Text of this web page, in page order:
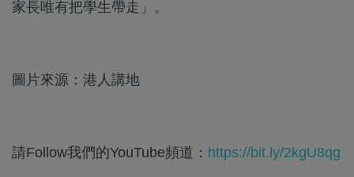
家長唯有把學生帶走」。
圖片來源：港人講地
請Follow我們的YouTube頻道： https://bit.ly/2kgU8qg